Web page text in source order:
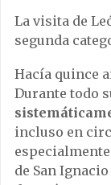
La visita de
segunda
Hacía quince
Durante todo
incluso en
de San